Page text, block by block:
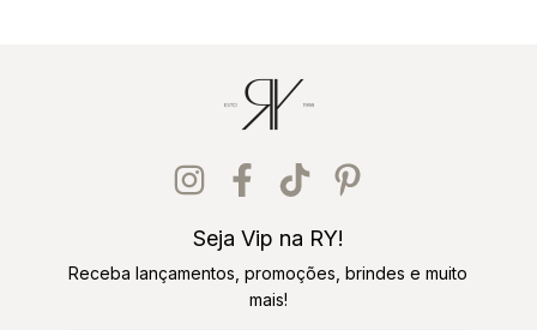
Seja Vip na RY!
Receba lançamentos, promoções, brindes e muito
mais!